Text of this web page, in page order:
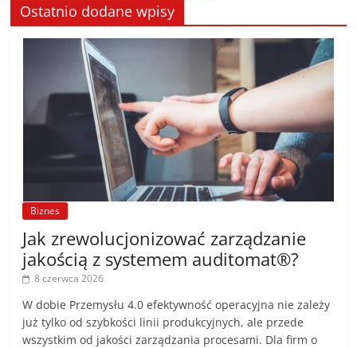
Ostatnio dodane wpisy
Biznes
Jak zrewolucjonizować zarządzanie
jakością z systemem auditomat®?
8 czerwca 2026
W dobie Przemysłu 4.0 efektywność operacyjna nie zależy
już tylko od szybkości linii produkcyjnych, ale przede
wszystkim od jakości zarządzania procesami. Dla firm o